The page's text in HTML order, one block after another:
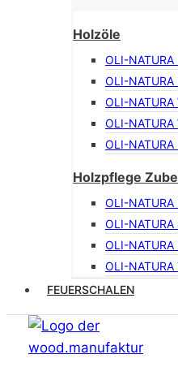
Holzöle
OLI-
OLI-
OLI-
OLI-
OLI-
Holzpflege
OLI-
OLI-
OLI-
OLI-
FEUERSCHALEN